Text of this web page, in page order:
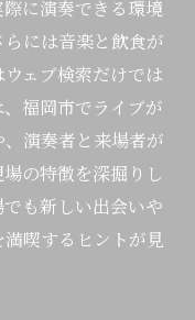
に演奏できる環境
には音楽と飲食が
ェブ検索だけでは
福岡市でライブが
演奏者と来場者が
の特徴を深掘りし
も新しい出会いや
喫するヒントが見